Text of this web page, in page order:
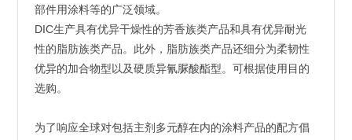
部件用涂料等的广泛领域。
DIC生产具有优异干燥性的芳香族类产品和具有优异耐光
性的脂肪族类产品。此外，脂肪族类产品还细分为柔韧性
优异的加合物型以及硬质异氰脲酸酯型。可根据使用目的
选购。
为了响应全球对包括主剂多元醇在内的涂料产品的配方倡